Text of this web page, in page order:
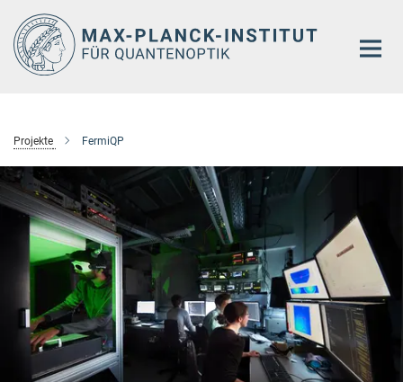
Hauptinhalt
Projekte FermiQP